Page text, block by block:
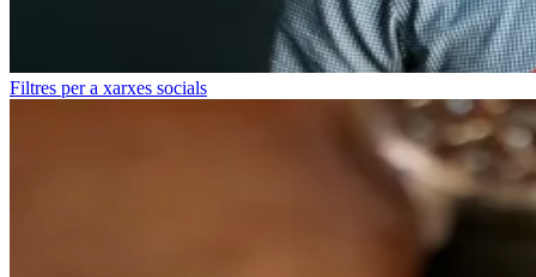
Filtres per a xarxes socials